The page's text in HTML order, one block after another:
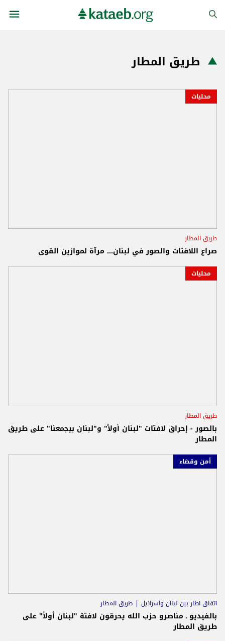
طريق المطار
محليات
طريق المطار
صراع اللافتات والصور في لبنان… مرآة لموازين القوى
محليات
طريق المطار
بالصور - إحراق لافتات "لبنان أولاً" و"لبنان بيجمعنا" على طريق
المطار
أمن وقضاء
اتفاق اطار بين لبنان واسرائيل طريق المطار
بالفيديو ـ مناصرو حزب الله يحرقون لافتة "لبنان أولاً" على
طريق المطار